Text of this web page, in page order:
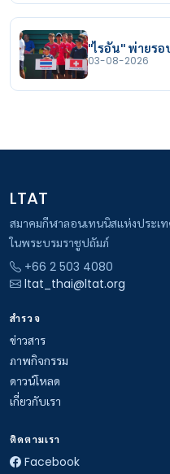
"ไรอัน" พ่ายรอ
03-08-2026
LTAT
สมาคมกีฬาลอนเทนนิสแห่งประเ
ในพระบรมราชูปถัมภ์
+66 2 503 4080
ltat_thai@ltat.org
สำรวจ
ข่าวสาร
ภาพกิจกรรม
ดาวน์โหลด
เกี่ยวกับเรา
ติดตามเรา
Facebook